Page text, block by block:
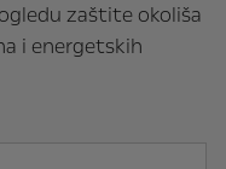
zaštite okoliša
i energetskih